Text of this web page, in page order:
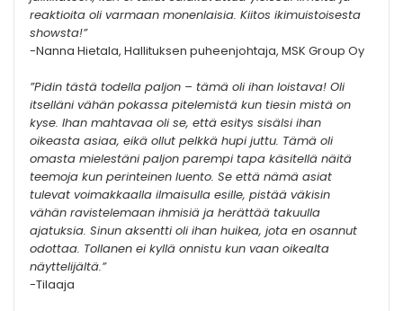
reaktioita oli varmaan monenlaisia. Kiitos ikimuistoisesta
showsta!”
-Nanna Hietala, Hallituksen puheenjohtaja, MSK Group Oy
”Pidin tästä todella paljon – tämä oli ihan loistava! Oli
itselläni vähän pokassa pitelemistä kun tiesin mistä on
kyse. Ihan mahtavaa oli se, että esitys sisälsi ihan
oikeasta asiaa, eikä ollut pelkkä hupi juttu. Tämä oli
omasta mielestäni paljon parempi tapa käsitellä näitä
teemoja kun perinteinen luento. Se että nämä asiat
tulevat voimakkaalla ilmaisulla esille, pistää väkisin
vähän ravistelemaan ihmisiä ja herättää takuulla
ajatuksia. Sinun aksentti oli ihan huikea, jota en osannut
odottaa. Tollanen ei kyllä onnistu kun vaan oikealta
näyttelijältä.”
-Tilaaja